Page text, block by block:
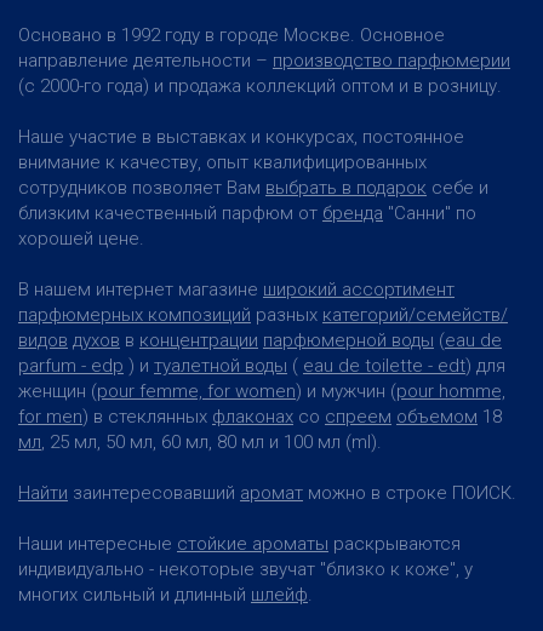
Основано в 1992 году в городе Москве. Основное
направление деятельности – производство парфюмерии
(с 2000-го года) и продажа коллекций оптом и в розницу.
Наше участие в выставках и конкурсах, постоянное
внимание к качеству, опыт квалифицированных
сотрудников позволяет Вам выбрать в подарок себе и
близким качественный парфюм от бренда "Санни" по
хорошей цене.
В нашем интернет магазине широкий ассортимент
парфюмерных композиций разных категорий/семейств/
видов духов в концентрации парфюмерной воды (eau de
parfum - edp ) и туалетной воды ( eau de toilette - edt) для
женщин (pour femme, for women) и мужчин (pour homme,
for men) в стеклянных флаконах со спреем объемом 18
мл, 25 мл, 50 мл, 60 мл, 80 мл и 100 мл (ml).
Найти заинтересовавший аромат можно в строке ПОИСК.
Наши интересные стойкие ароматы раскрываются
индивидуально - некоторые звучат "близко к коже", у
многих сильный и длинный шлейф.